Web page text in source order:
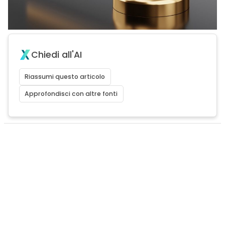
Chiedi all'AI
Riassumi questo articolo
Approfondisci con altre fonti